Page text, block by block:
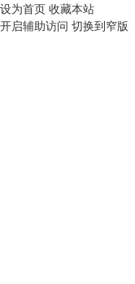
设为首页 收藏本站
开启辅助访问 切换到窄版